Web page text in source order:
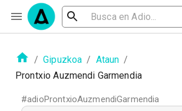
/ Gipuzkoa / Ataun /
Prontxio Auzmendi Garmendia
#adioProntxioAuzmendiGarmendia